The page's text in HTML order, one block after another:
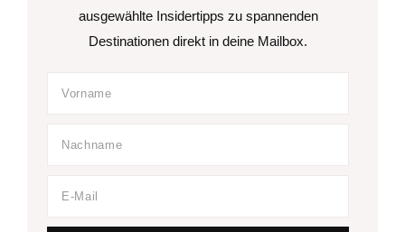
ausgewählte Insidertipps zu spannenden
Destinationen direkt in deine Mailbox.